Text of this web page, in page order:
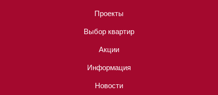
Проекты
Выбор квартир
Акции
Информация
Новости